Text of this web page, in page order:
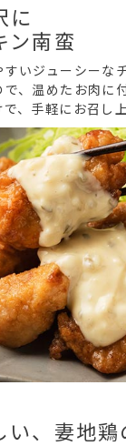
に
ン南蛮
いジューシーな
、温めたお肉に
、手軽にお召し
い、妻地鶏